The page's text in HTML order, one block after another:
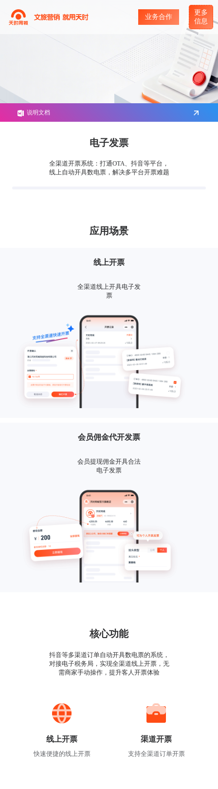
更多
信息
业务合作
说明文档
电子发票
全渠道开票系统：打通OTA、抖音等平台，
线上自动开具数电票，解决多平台开票难题
应用场景
线上开票
全渠道线上开具电子发
票
会员佣金代开发票
会员提现佣金开具合法
电子发票
核心功能
抖音等多渠道订单自动开具数电票的系统，
对接电子税务局，实现全渠道线上开票，无
需商家手动操作，提升客人开票体验
线上开票
快速便捷的线上开票
渠道开票
支持全渠道订单开票